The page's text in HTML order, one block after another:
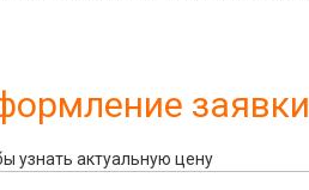
заявки
узнать актуальную цену